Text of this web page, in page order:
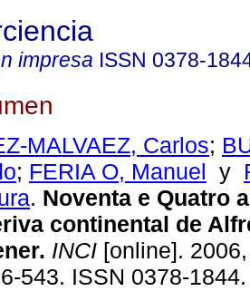
impresa ISSN 0378-
MALVAEZ, Carlos;
; FERIA O, Manuel y
. Noventa e Quatro
continental de
. INCI [online].
543. ISSN 0378-1844.